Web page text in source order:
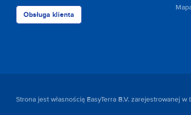
Obsługa klienta
Strona jest własnością EasyTerra B.V. zarejestrowanej